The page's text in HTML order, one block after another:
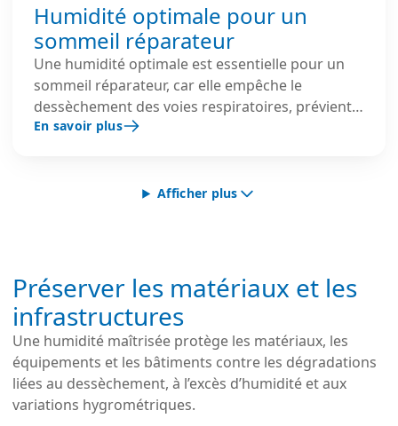
Humidité optimale pour un
sommeil réparateur
Une humidité optimale est essentielle pour un
sommeil réparateur, car elle empêche le
dessèchement des voies respiratoires, prévient
les problèmes respiratoires et réduit le
En savoir plus
Afficher plus
Préserver les matériaux et les
infrastructures
Une humidité maîtrisée protège les matériaux, les
équipements et les bâtiments contre les dégradations
liées au dessèchement, à l’excès d’humidité et aux
variations hygrométriques.